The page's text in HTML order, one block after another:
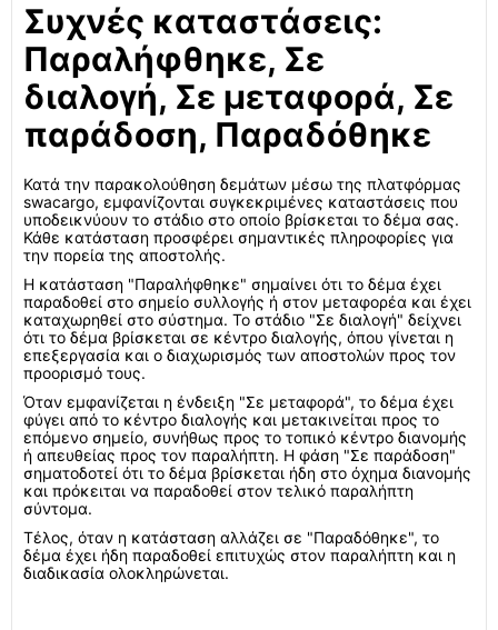
Συχνές καταστάσεις:
Παραλήφθηκε, Σε
διαλογή, Σε μεταφορά, Σε
παράδοση, Παραδόθηκε
Κατά την παρακολούθηση δεμάτων μέσω της πλατφόρμας
swacargo, εμφανίζονται συγκεκριμένες καταστάσεις που
υποδεικνύουν το στάδιο στο οποίο βρίσκεται το δέμα σας.
Κάθε κατάσταση προσφέρει σημαντικές πληροφορίες για
την πορεία της αποστολής.
Η κατάσταση "Παραλήφθηκε" σημαίνει ότι το δέμα έχει
παραδοθεί στο σημείο συλλογής ή στον μεταφορέα και έχει
καταχωρηθεί στο σύστημα. Το στάδιο "Σε διαλογή" δείχνει
ότι το δέμα βρίσκεται σε κέντρο διαλογής, όπου γίνεται η
επεξεργασία και ο διαχωρισμός των αποστολών προς τον
προορισμό τους.
Όταν εμφανίζεται η ένδειξη "Σε μεταφορά", το δέμα έχει
φύγει από το κέντρο διαλογής και μετακινείται προς το
επόμενο σημείο, συνήθως προς το τοπικό κέντρο διανομής
ή απευθείας προς τον παραλήπτη. Η φάση "Σε παράδοση"
σηματοδοτεί ότι το δέμα βρίσκεται ήδη στο όχημα διανομής
και πρόκειται να παραδοθεί στον τελικό παραλήπτη
σύντομα.
Τέλος, όταν η κατάσταση αλλάζει σε "Παραδόθηκε", το
δέμα έχει ήδη παραδοθεί επιτυχώς στον παραλήπτη και η
διαδικασία ολοκληρώνεται.